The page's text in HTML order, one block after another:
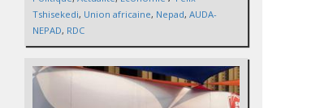
Tshisekedi, Union africaine, Nepad, AUDA-
NEPAD, RDC